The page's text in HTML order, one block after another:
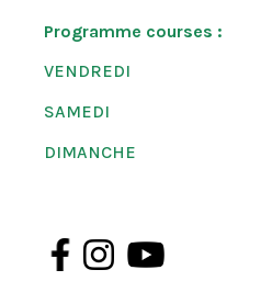
Programme courses :
VENDREDI
SAMEDI
DIMANCHE